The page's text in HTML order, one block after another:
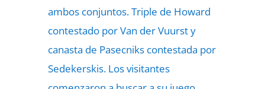
ambos conjuntos. Triple de Howard
contestado por Van der Vuurst y
canasta de Pasecniks contestada por
Sedekerskis. Los visitantes